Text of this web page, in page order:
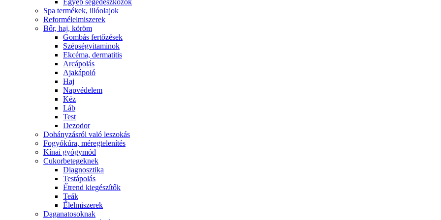
Egyéb segédeszközök
Spa termékek, illóolajok
Reformélelmiszerek
Bőr, haj, köröm
Gombás fertőzések
Szépségvitaminok
Ekcéma, dermatitis
Arcápolás
Ajakápoló
Haj
Napvédelem
Kéz
Láb
Test
Dezodor
Dohányzásról való leszokás
Fogyókúra, méregtelenítés
Kínai gyógymód
Cukorbetegeknek
Diagnosztika
Testápolás
É́trend kiegészítők
Teák
É́lelmiszerek
Daganatosoknak